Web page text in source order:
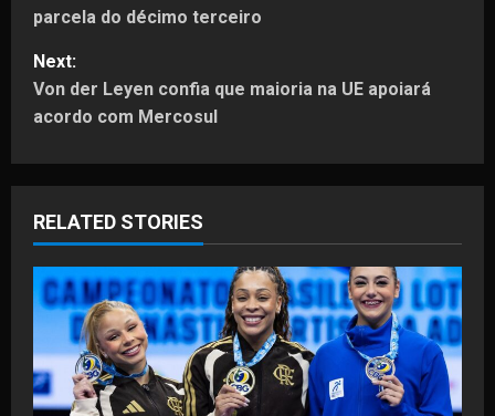
s
t
a
v
i
g
a
parcela do décimo terceiro
Next:
Von der Leyen confia que maioria na UE apoiará
acordo com Mercosul
RELATED STORIES